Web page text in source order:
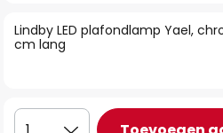
de
afbeeldingen-
Lindby LED plafondlamp Yael,
cm lang